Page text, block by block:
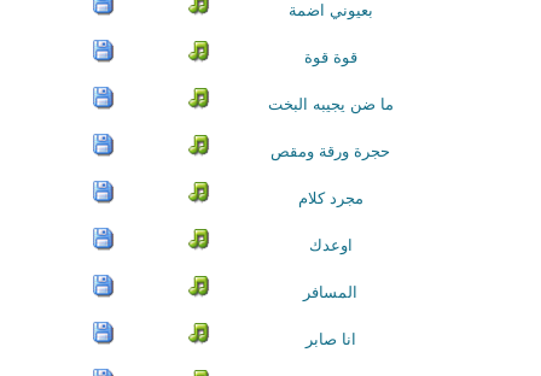
بعيوني اضمة
قوة قوة
ما ضن يجيبه البخت
حجرة ورقة ومقص
مجرد كلام
اوعدك
المسافر
انا صابر